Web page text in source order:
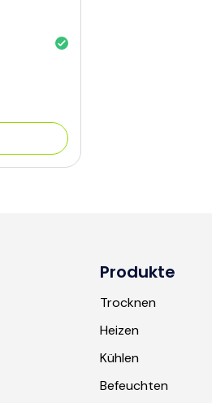
Produkte
Trocknen
Heizen
Kühlen
Befeuchten